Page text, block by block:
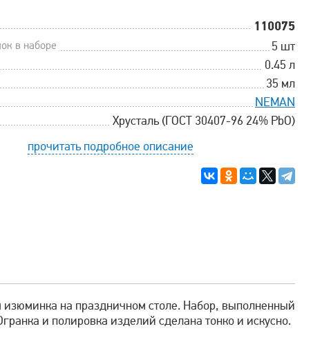
110075
в наборе 5 шт
0.45 л
35 мл
NEMAN
Хрусталь (ГОСТ 30407-96 24% PbO)
прочитать подробное описание
на праздничном столе. Набор, выполненный
и полировка изделий сделана тонко и искусно.